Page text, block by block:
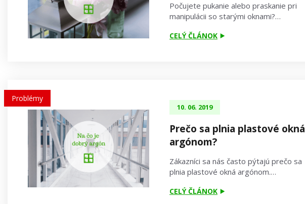
Počujete pukanie alebo praskanie pri
manipulácii so starými oknami?…
CELÝ ČLÁNOK
Problémy
10. 06. 2019
Prečo sa plnia plastové okná
argónom?
Zákazníci sa nás často pýtajú prečo sa
plnia plastové okná argónom.…
CELÝ ČLÁNOK